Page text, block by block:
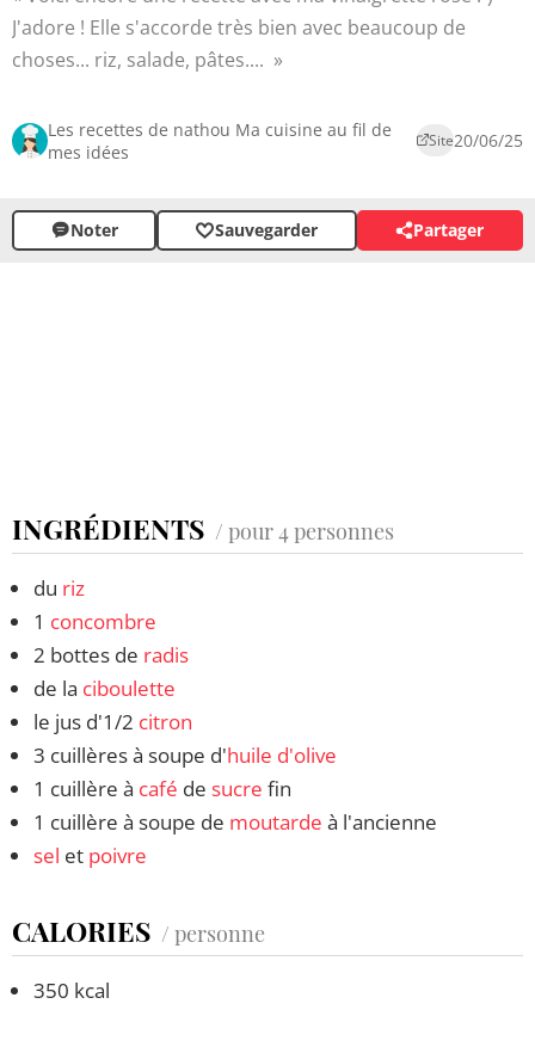
J'adore ! Elle s'accorde très bien avec beaucoup de
choses... riz, salade, pâtes....
Les recettes de nathou Ma cuisine au fil de
mes idées
Site20/06/25
Noter Sauvegarder Partager
INGRÉDIENTS / pour 4 personnes
du riz
1 concombre
2 bottes de radis
de la ciboulette
le jus d'1/2 citron
3 cuillères à soupe d'huile d'olive
1 cuillère à café de sucre fin
1 cuillère à soupe de moutarde à l'ancienne
sel et poivre
CALORIES / personne
350 kcal